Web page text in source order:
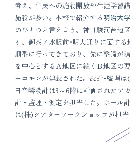
考え、住民への施設開放や生涯学習
施設が多い。本報で紹介する 明治大
のひとつと言えよう。神田駿河台地
も、御茶ノ水駅前･明大通りに面す
順番に行ってきており、先に整備が
を中心とするＡ地区に続くＢ地区の
ーコモンが建設された。設計･監理
田音響設計は3～6階に計画されたア
計・監理・測定を担当した。ホール
は(株)シアターワークショップが担当